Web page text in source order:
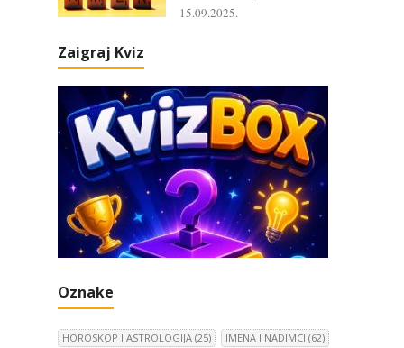
15.09.2025.
Zaigraj Kviz
Oznake
HOROSKOP I ASTROLOGIJA (25) IMENA I NADIMCI (62)